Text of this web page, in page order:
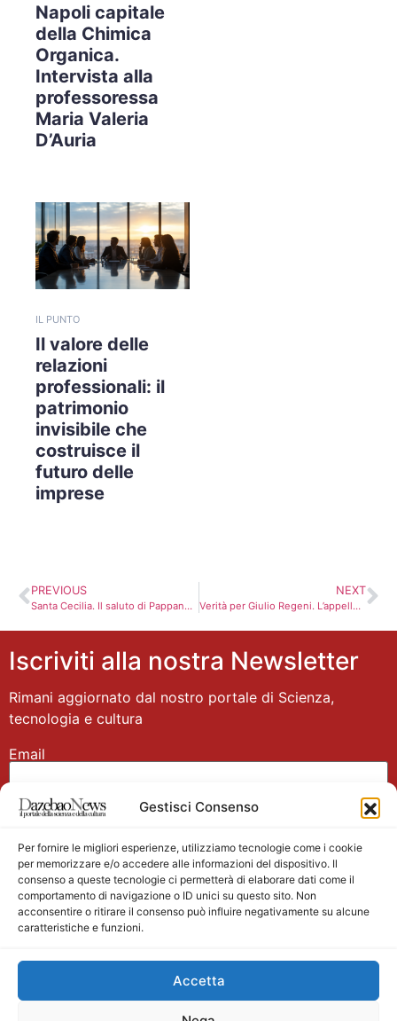
Gestisci Consenso
Per fornire le migliori esperienze, utilizziamo tecnologie come i cookie
per memorizzare e/o accedere alle informazioni del dispositivo. Il
consenso a queste tecnologie ci permetterà di elaborare dati come il
comportamento di navigazione o ID unici su questo sito. Non
acconsentire o ritirare il consenso può influire negativamente su alcune
caratteristiche e funzioni.
Accetta
Napoli capitale
della Chimica
Organica.
Intervista alla
professoressa
Maria Valeria
D’Auria
IL PUNTO
Il valore delle
relazioni
professionali: il
patrimonio
invisibile che
costruisce il
futuro delle
imprese
PREVIOUS
Santa Cecilia. Il saluto di Pappano con l’Aurora di Panfili
NEXT
Verità per Giulio Regeni. L’appello di Amnesty
Iscriviti alla nostra Newsletter
Rimani aggiornato dal nostro portale di Scienza,
tecnologia e cultura
Email
Nome
Main partner